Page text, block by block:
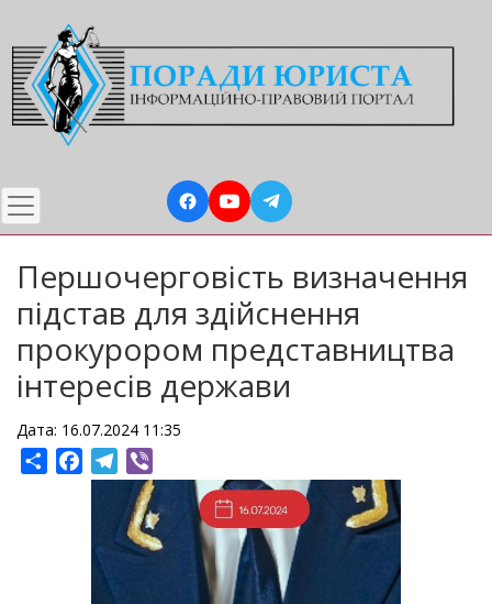
до
основного
вмісту
Першочерговість визначення
підстав для здійснення
прокурором представництва
інтересів держави
Дата: 16.07.2024 11:35
ShareFacebookTelegram